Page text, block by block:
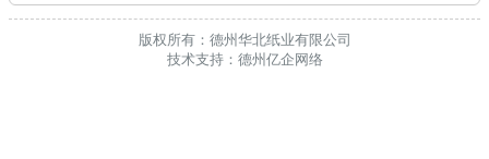
版权所有：德州华北纸业有限公司
技术支持：德州亿企网络